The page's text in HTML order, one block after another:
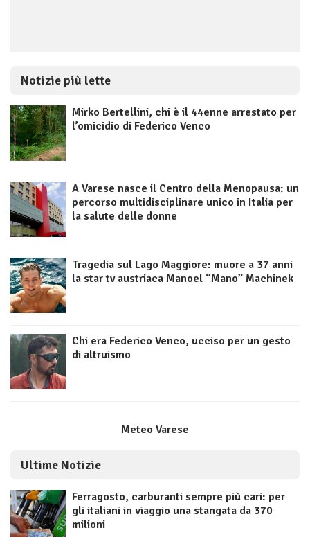
Notizie più lette
Mirko Bertellini, chi è il 44enne arrestato per
l’omicidio di Federico Venco
A Varese nasce il Centro della Menopausa: un
percorso multidisciplinare unico in Italia per
la salute delle donne
Tragedia sul Lago Maggiore: muore a 37 anni
la star tv austriaca Manoel “Mano” Machinek
Chi era Federico Venco, ucciso per un gesto
di altruismo
Meteo Varese
Ultime Notizie
Ferragosto, carburanti sempre più cari: per
gli italiani in viaggio una stangata da 370
milioni